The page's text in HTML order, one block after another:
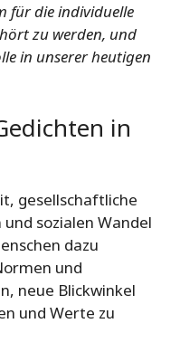
für die individuelle
zu werden, und
in unserer heutigen
in
gesellschaftliche
sozialen Wandel
dazu
und
neue Blickwinkel
und Werte zu